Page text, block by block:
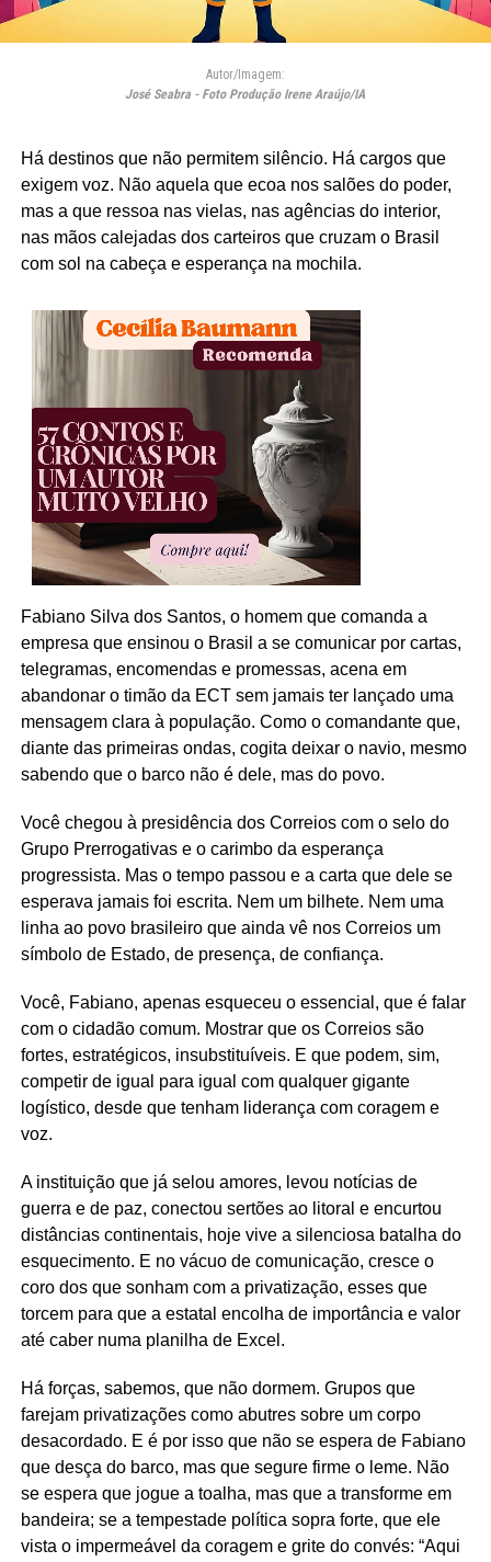
Autor/Imagem:
José Seabra - Foto Produção Irene Araújo/IA
Há destinos que não permitem silêncio. Há cargos que
exigem voz. Não aquela que ecoa nos salões do poder,
mas a que ressoa nas vielas, nas agências do interior,
nas mãos calejadas dos carteiros que cruzam o Brasil
com sol na cabeça e esperança na mochila.
Fabiano Silva dos Santos, o homem que comanda a
empresa que ensinou o Brasil a se comunicar por cartas,
telegramas, encomendas e promessas, acena em
abandonar o timão da ECT sem jamais ter lançado uma
mensagem clara à população. Como o comandante que,
diante das primeiras ondas, cogita deixar o navio, mesmo
sabendo que o barco não é dele, mas do povo.
Você chegou à presidência dos Correios com o selo do
Grupo Prerrogativas e o carimbo da esperança
progressista. Mas o tempo passou e a carta que dele se
esperava jamais foi escrita. Nem um bilhete. Nem uma
linha ao povo brasileiro que ainda vê nos Correios um
símbolo de Estado, de presença, de confiança.
Você, Fabiano, apenas esqueceu o essencial, que é falar
com o cidadão comum. Mostrar que os Correios são
fortes, estratégicos, insubstituíveis. E que podem, sim,
competir de igual para igual com qualquer gigante
logístico, desde que tenham liderança com coragem e
voz.
A instituição que já selou amores, levou notícias de
guerra e de paz, conectou sertões ao litoral e encurtou
distâncias continentais, hoje vive a silenciosa batalha do
esquecimento. E no vácuo de comunicação, cresce o
coro dos que sonham com a privatização, esses que
torcem para que a estatal encolha de importância e valor
até caber numa planilha de Excel.
Há forças, sabemos, que não dormem. Grupos que
farejam privatizações como abutres sobre um corpo
desacordado. E é por isso que não se espera de Fabiano
que desça do barco, mas que segure firme o leme. Não
se espera que jogue a toalha, mas que a transforme em
bandeira; se a tempestade política sopra forte, que ele
vista o impermeável da coragem e grite do convés: “Aqui